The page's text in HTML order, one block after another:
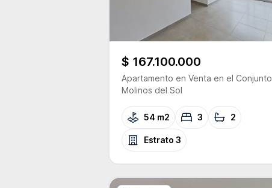
$ 167.100.000
Apartamento en Venta en el Conjunto
Molinos del Sol
54 m2 3 2
Estrato 3